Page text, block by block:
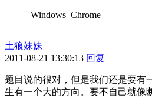
Windows Chrome
土狼妹妹
2011-08-21 13:30:13 回复
题目说的很对，但是我们还是要有
生有一个大的方向。要不自己就像